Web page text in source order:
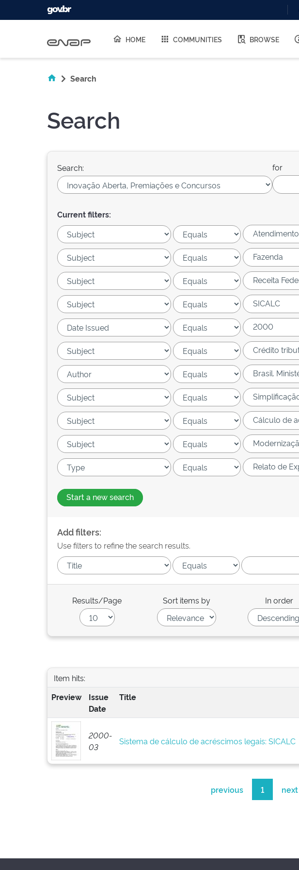
HOME COMMUNITIES BROWSE
Search
Search
Search: for
Current filters:
Start a new search
Add filters:
Use filters to refine the search results.
Results/Page Sort items by In order
Item hits:
Preview
Issue
Date
Title
2000-
03
Sistema de cálculo de acréscimos legais: SICALC
previous 1 next